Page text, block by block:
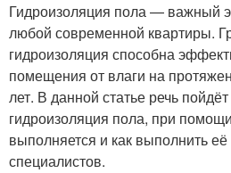
Гидроизоляция пола — важный
любой современной квартиры.
гидроизоляция способна
помещения от влаги на
лет. В данной статье речь
гидроизоляция пола, при
выполняется и как выполнить
специалистов.